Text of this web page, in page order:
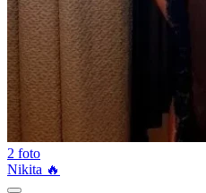
2 foto
Nikita 🔥